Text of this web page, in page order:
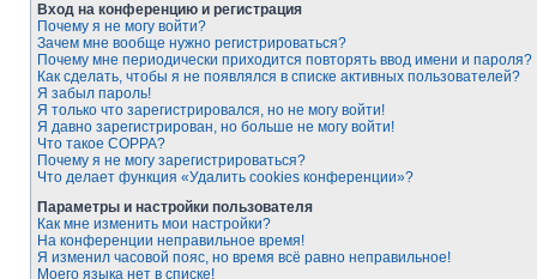
Вход на конференцию и регистрация
Почему я не могу войти?
Зачем мне вообще нужно регистрироваться?
Почему мне периодически приходится повторять ввод имени и пароля?
Как сделать, чтобы я не появлялся в списке активных пользователей?
Я забыл пароль!
Я только что зарегистрировался, но не могу войти!
Я давно зарегистрирован, но больше не могу войти!
Что такое COPPA?
Почему я не могу зарегистрироваться?
Что делает функция «Удалить cookies конференции»?
Параметры и настройки пользователя
Как мне изменить мои настройки?
На конференции неправильное время!
Я изменил часовой пояс, но время всё равно неправильное!
Моего языка нет в списке!